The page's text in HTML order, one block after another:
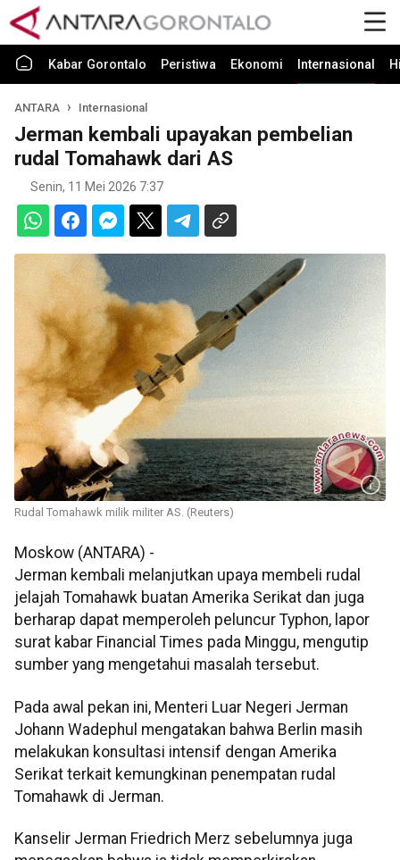
Kabar Gorontalo Peristiwa Ekonomi Internasional
ANTARA Internasional
Jerman kembali upayakan pembelian
rudal Tomahawk dari AS
Senin, 11 Mei 2026 7:37
Rudal Tomahawk milik militer AS. (Reuters)
Moskow (ANTARA) -
Jerman kembali melanjutkan upaya membeli rudal
jelajah Tomahawk buatan Amerika Serikat dan juga
berharap dapat memperoleh peluncur Typhon, lapor
surat kabar Financial Times pada Minggu, mengutip
sumber yang mengetahui masalah tersebut.
Pada awal pekan ini, Menteri Luar Negeri Jerman
Johann Wadephul mengatakan bahwa Berlin masih
melakukan konsultasi intensif dengan Amerika
Serikat terkait kemungkinan penempatan rudal
Tomahawk di Jerman.
Kanselir Jerman Friedrich Merz sebelumnya juga